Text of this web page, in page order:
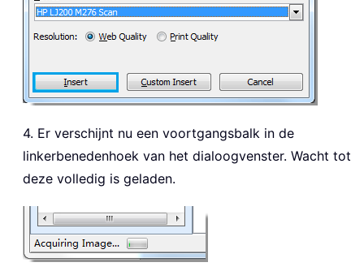
4. Er verschijnt nu een voortgangsbalk in de
linkerbenedenhoek van het dialoogvenster. Wacht tot
deze volledig is geladen.